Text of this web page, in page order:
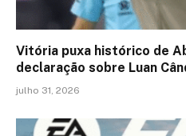
Vitória puxa histórico de
declaração sobre Luan
julho 31, 2026